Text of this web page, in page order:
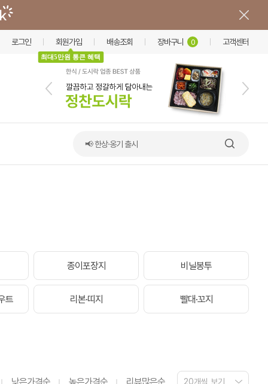
로그인 회원가입
최대5만원 통큰 혜택
배송조회 장바구니 0 고객센터
📢 한상·옹기 출시
종이포장지 비닐봉투
트 리본·띠지 빨대·꼬지